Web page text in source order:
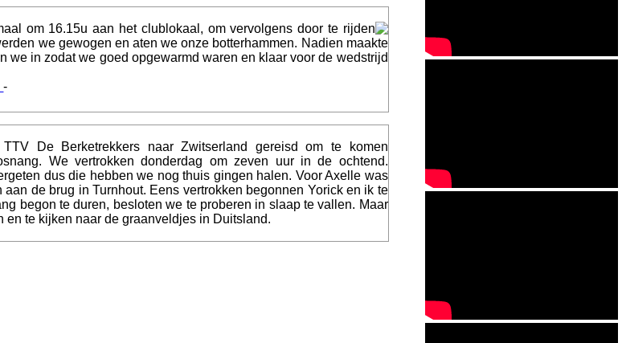
om 16.15u aan het clublokaal, om vervolgens door te rijden
we gewogen en aten we onze botterhammen. Nadien maakte
we in zodat we goed opgewarmd waren en klaar voor de wedstrijd
-
De Berketrekkers naar Zwitserland gereisd om te komen
We vertrokken donderdag om zeven uur in de ochtend.
dus die hebben we nog thuis gingen halen. Voor Axelle was
de brug in Turnhout. Eens vertrokken begonnen Yorick en ik te
begon te duren, besloten we te proberen in slaap te vallen. Maar
te kijken naar de graanveldjes in Duitsland.